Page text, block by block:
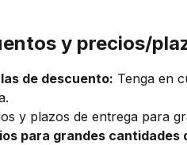
y precios/
de descuento: Tenga en
y plazos de entrega para
para grandes cantidades